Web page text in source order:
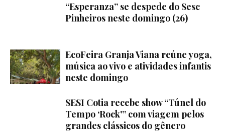
“Esperanza” se despede do Sesc
Pinheiros neste domingo (26)
EcoFeira Granja Viana reúne yoga,
música ao vivo e atividades infantis
neste domingo
SESI Cotia recebe show “Túnel do
Tempo ‘Rock'” com viagem pelos
grandes clássicos do gênero